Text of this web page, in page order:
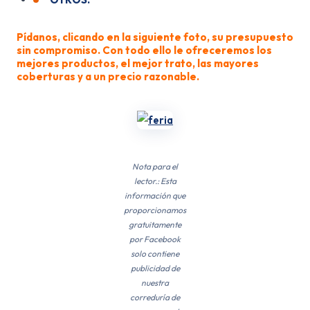
Pídanos, clicando en la siguiente foto, su presupuesto
sin compromiso. Con todo ello le ofreceremos los
mejores productos, el mejor trato, las mayores
coberturas y a un precio razonable.
Nota para el
lector.: Esta
información que
proporcionamos
gratuitamente
por Facebook
solo contiene
publicidad de
nuestra
correduría de